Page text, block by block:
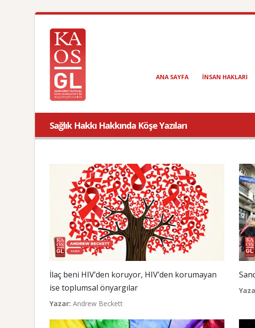
ANA SAYFA INSAN HAKLARI
Sağlık Hakkı Hakkında Köşe Yazıları
İlaç beni HIV’den koruyor, HIV’den korumayan
ise toplumsal önyargılar
Yazar: Andrew Beckett